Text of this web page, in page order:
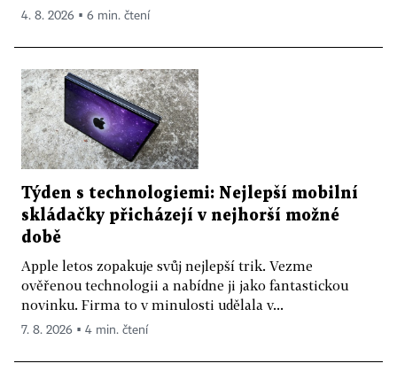
4. 8. 2026 ▪ 6 min. čtení
Týden s technologiemi: Nejlepší mobilní
skládačky přicházejí v nejhorší možné
době
Apple letos zopakuje svůj nejlepší trik. Vezme
ověřenou technologii a nabídne ji jako fantastickou
novinku. Firma to v minulosti udělala v...
7. 8. 2026 ▪ 4 min. čtení